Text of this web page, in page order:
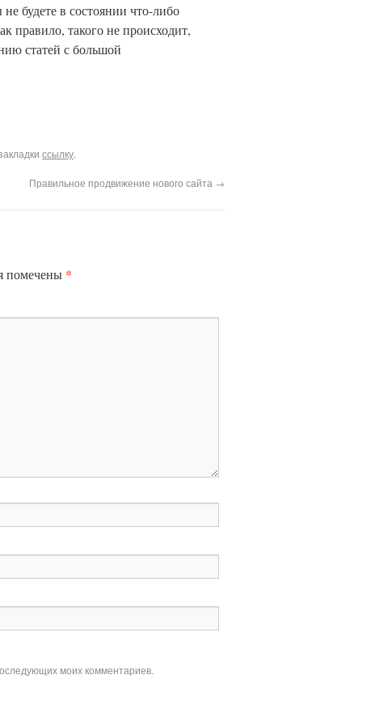
будете в состоянии что-либо
правило, такого не происходит,
статей с большой
ссылку.
Правильное продвижение нового сайта →
помечены *
моих комментариев.